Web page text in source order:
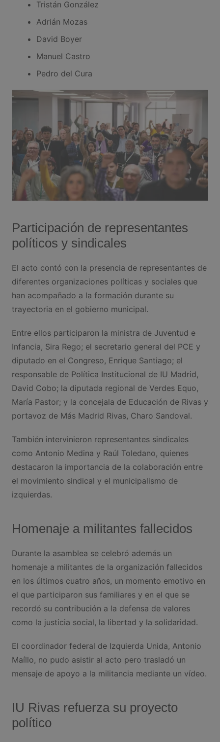
Tristán González
Adrián Mozas
David Boyer
Manuel Castro
Pedro del Cura
Participación de representantes
políticos y sindicales
El acto contó con la presencia de representantes de
diferentes organizaciones políticas y sociales que
han acompañado a la formación durante su
trayectoria en el gobierno municipal.
Entre ellos participaron la ministra de Juventud e
Infancia, Sira Rego; el secretario general del PCE y
diputado en el Congreso, Enrique Santiago; el
responsable de Política Institucional de IU Madrid,
David Cobo; la diputada regional de Verdes Equo,
María Pastor; y la concejala de Educación de Rivas y
portavoz de Más Madrid Rivas, Charo Sandoval.
También intervinieron representantes sindicales
como Antonio Medina y Raúl Toledano, quienes
destacaron la importancia de la colaboración entre
el movimiento sindical y el municipalismo de
izquierdas.
Homenaje a militantes fallecidos
Durante la asamblea se celebró además un
homenaje a militantes de la organización fallecidos
en los últimos cuatro años, un momento emotivo en
el que participaron sus familiares y en el que se
recordó su contribución a la defensa de valores
como la justicia social, la libertad y la solidaridad.
El coordinador federal de Izquierda Unida, Antonio
Maíllo, no pudo asistir al acto pero trasladó un
mensaje de apoyo a la militancia mediante un vídeo.
IU Rivas refuerza su proyecto
político